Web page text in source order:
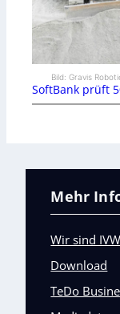
Bild: Gravis
SoftBank prüft
Mehr
Wir sind
Download
TeDo